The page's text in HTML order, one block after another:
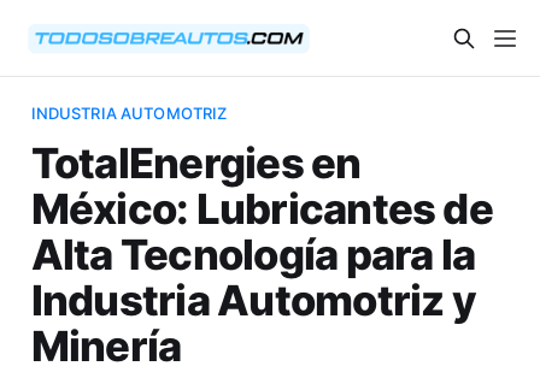
INDUSTRIA AUTOMOTRIZ
TotalEnergies en
México: Lubricantes de
Alta Tecnología para la
Industria Automotriz y
Minería